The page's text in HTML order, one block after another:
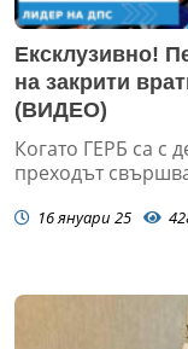
Ексклузивно!
на закрити
(ВИДЕО)
Когато ГЕРБ са с
преходът
16 януари 25